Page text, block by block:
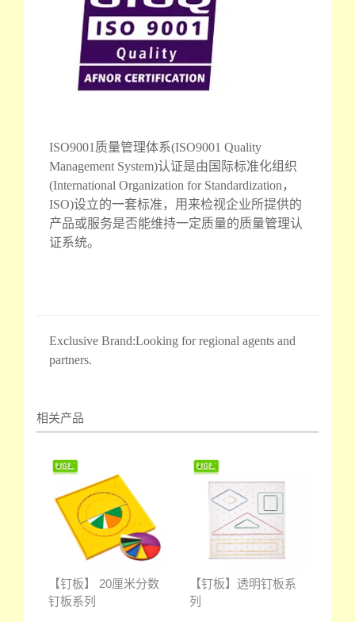
ISO9001质量管理体系(ISO9001 Quality
Management System)认证是由国际标准化组织
(International Organization for Standardization，
ISO)设立的一套标准，用来检视企业所提供的
产品或服务是否能维持一定质量的质量管理认
证系统。
Exclusive Brand:Looking for regional agents and
partners.
相关产品
【钉板】 20厘米分数
钉板系列
【钉板】透明钉板系
列